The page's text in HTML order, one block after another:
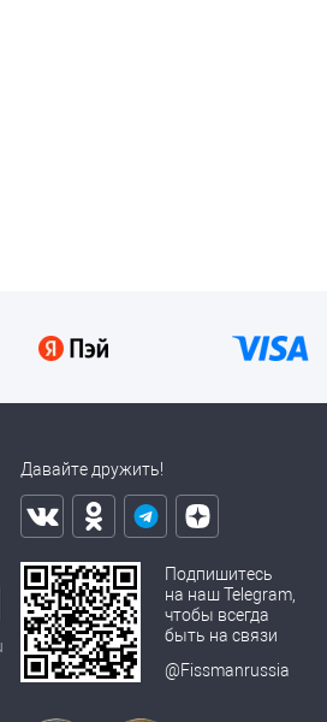
Давайте дружить!
Подпишитесь
на наш Telegram,
чтобы всегда
быть на связи
@Fissmanrussia